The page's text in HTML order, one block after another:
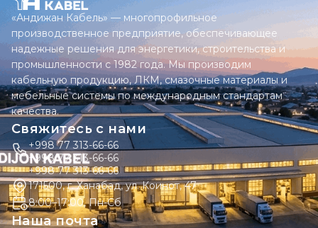
«Андижан Кабель» — многопрофильное
производственное предприятие, обеспечивающее
надежные решения для энергетики, строительства и
промышленности с 1982 года. Мы производим
кабельную продукцию, ЛКМ, смазочные материалы и
мебельные системы по международным стандартам
качества.
Свяжитесь с нами
+998 77 313-66-66
+998 77 313-66-66
+998 77 313-66-66
171500, г. Ханабад, ул. Коинот, 47
8:00–17:00, Пн-Сб
Наша почта